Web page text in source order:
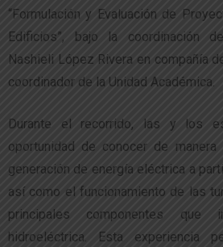
“Formulación y Evaluación de
Edificios”, bajo la coordinación
Nashieli López Rivera en compañía
coordinador de la Unidad Académica.
Durante el recorrido, las y los
oportunidad de conocer de
generación de energía eléctrica a
así como el funcionamiento de las
principales componentes que
hidroeléctrica. Esta experiencia